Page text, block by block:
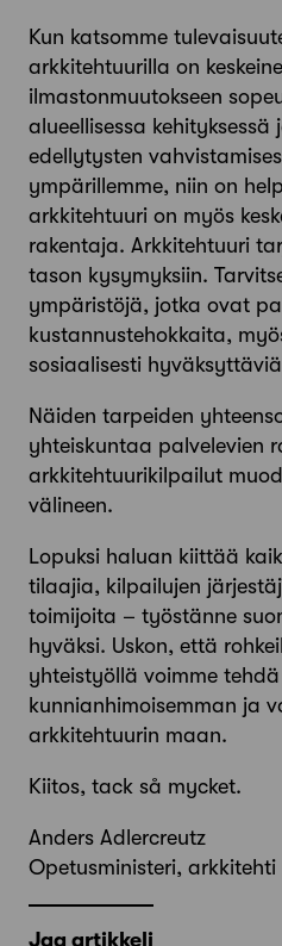
Kun katsomme
arkkitehtuurilla on
ilmastonmuutokseen
alueellisessa kehityksessä
edellytysten
ympärillemme, niin on
arkkitehtuuri on myös
rakentaja. Arkkitehtuuri
tason kysymyksiin.
ympäristöjä, jotka ovat
kustannustehokkaita,
sosiaalisesti
Näiden tarpeiden
yhteiskuntaa palvelevien
arkkitehtuurikilpailut
välineen.
Lopuksi haluan kiittää
tilaajia, kilpailujen
toimijoita – työstänne
hyväksi. Uskon, että
yhteistyöllä voimme
kunnianhimoisemman ja
arkkitehtuurin maan.
Kiitos, tack så mycket.
Anders Adlercreutz
Opetusministeri, arkkitehti
Jaa artikkeli